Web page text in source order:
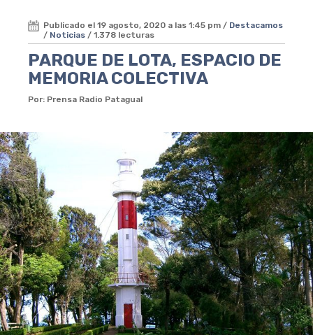
Publicado el 19 agosto, 2020 a las 1:45 pm / Destacamos
/ Noticias / 1.378 lecturas
PARQUE DE LOTA, ESPACIO DE
MEMORIA COLECTIVA
Por: Prensa Radio Patagual